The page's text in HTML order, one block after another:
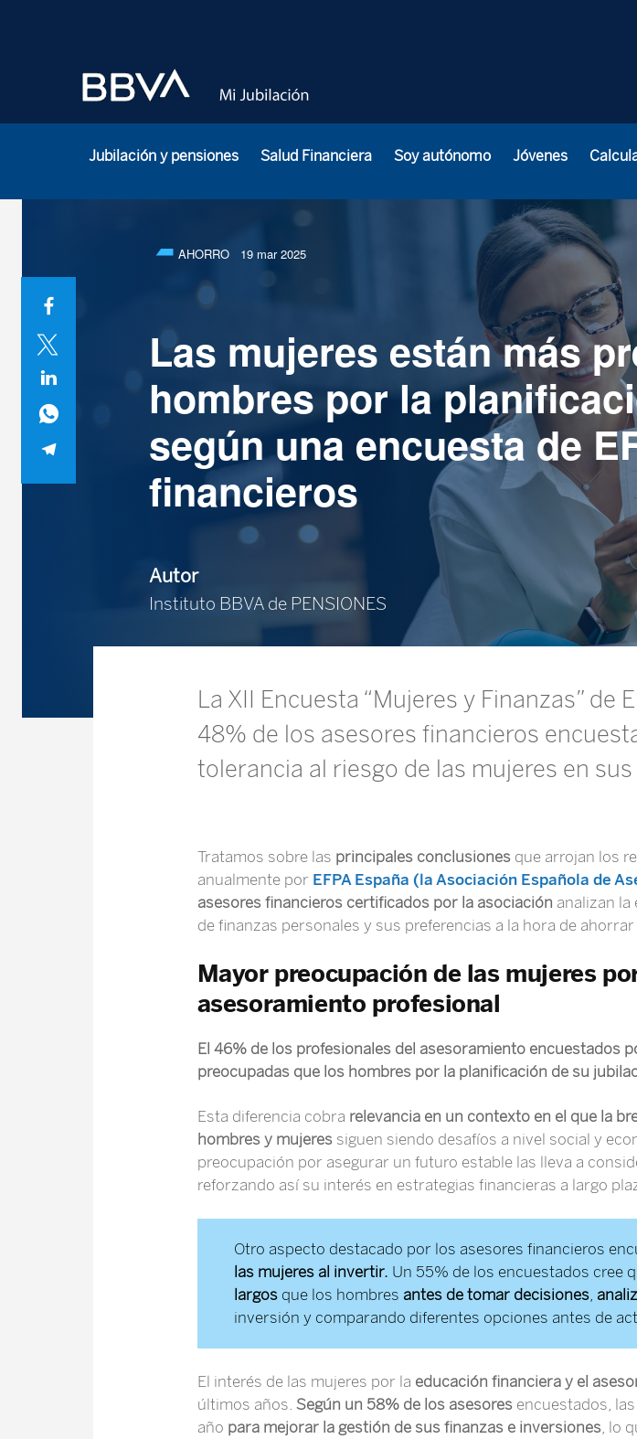
Jubilación y pensiones Salud Financiera Soy autónomo Jóvenes
AHORRO 19 mar 2025
Las mujeres están más
hombres por la
según una encuesta de
financieros
Autor
Instituto BBVA de PENSIONES
La XII Encuesta “Mujeres y Finanzas” de
48% de los asesores financieros
tolerancia al riesgo de las mujeres en
Tratamos sobre las principales conclusionesque arrojan los
anualmente por EFPA España (la Asociación Española de
asesores financieros certificados por la asociación analizan la
de finanzas personales y sus preferencias a la hora de ahorrar
Mayor preocupación de las mujeres
asesoramiento profesional
El 46% de los profesionales del asesoramiento encuestados
preocupadas que los hombres por la planificación de su
Esta diferencia cobra relevancia en un contexto en el que la
hombres y mujeressiguen siendo desafíos a nivel social y
preocupación por asegurar un futuro estable las lleva a
reforzando así su interés en estrategias financieras a largo
Otro aspecto destacado por los asesores financieros
las mujeres al invertir. Un 55% de los encuestados cree
largosque los hombres antes de tomar decisiones,
inversión y comparando diferentes opciones antes de
El interés de las mujeres por la educación financiera y el
últimos años. Según un 58% de los asesoresencuestados,
año para mejorar la gestión de sus finanzas e inversiones, lo